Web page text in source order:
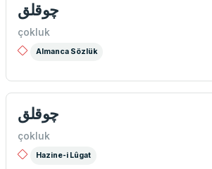
چوقلق
çokluk
Almanca Sözlük
چوقلق
çokluk
Hazine-i Lûgat